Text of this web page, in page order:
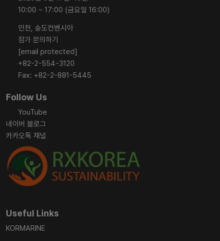
10:00 ~ 17:00 (금요일 16:00)
인천, 송도컨벤시아
참가 문의하기
[email protected]
+82-2-554-3120
Fax: +82-2-881-5445
Follow Us
YouTube
네이버 블로그
카카오톡 채널
Useful Links
KORMARINE